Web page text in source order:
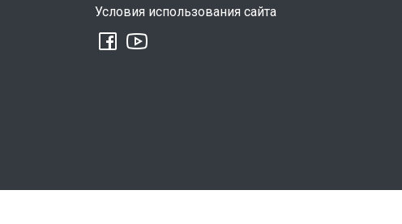
Условия использования сайта